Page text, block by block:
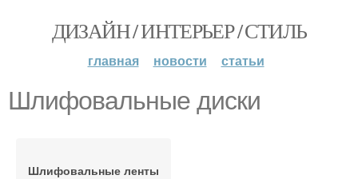
ДИЗАЙН / ИНТЕРЬЕР / СТИЛЬ
главная новости статьи
Шлифовальные диски
Шлифовальные ленты